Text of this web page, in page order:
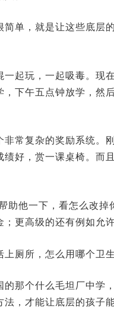
简单，就是让这些底层
一起玩，一起吸毒。现
，下午五点钟放学，然
非常复杂的奖励系统。
绩好，赏一课桌椅。而
助他一下，看怎么改
；更高级的还有例如
厕所，怎么用哪个卫
的那个什么毛坦厂中学
法，才能让底层的孩子